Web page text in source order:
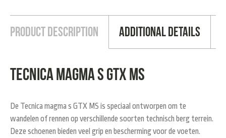
Product Description Additional Details
Tecnica Magma S GTX MS
De Tecnica magma s GTX MS is speciaal ontworpen om te
wandelen of rennen op verschillende soorten technisch berg terrein.
Deze schoenen bieden veel grip en bescherming voor de voeten.